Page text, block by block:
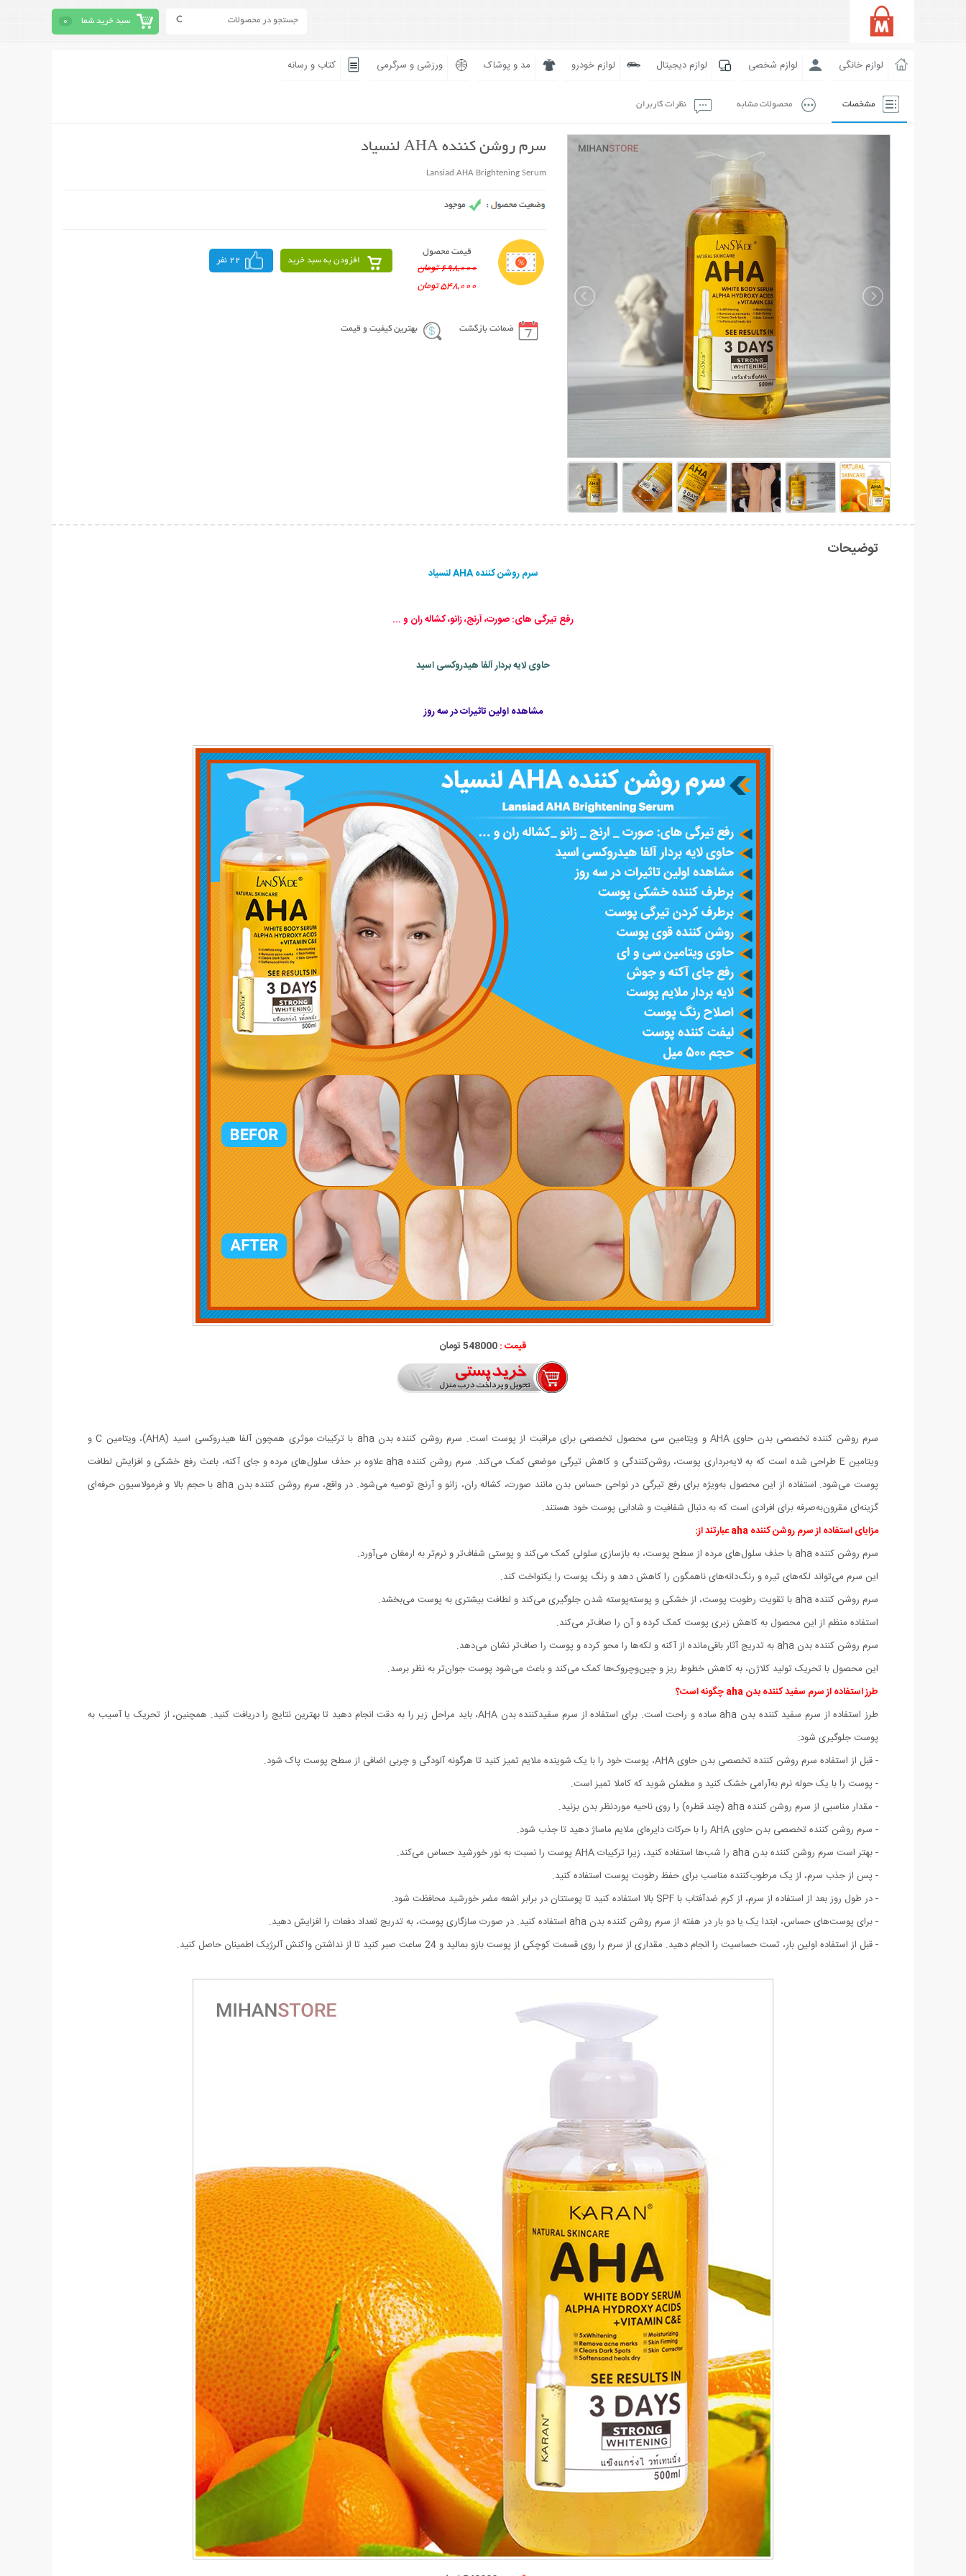
سبد خرید شما 0
لوازم خانگی لوازم شخصی لوازم دیجیتال لوازم خودرو مد و پوشاک ورزشی و سرگرمی کتاب و رسانه
مشخصات محصولات مشابه نظرات کاربران
سرم روشن کننده AHA لنسیاد
Lansiad AHA Brightening Serum
قیمت محصول
698,000 تومان
548,000 تومان
افزودن به سبد خرید 22 نفر
ضمانت بازگشت بهترین کیفیت و قیمت
توضیحات
سرم روشن کننده AHA لنسیاد
رفع تیرگی های: صورت، آرنج، زانو، کشاله ران و ...
حاوی لایه بردار آلفا هیدروکسی اسید
مشاهده اولین تاثیرات در سه روز
قیمت :548000 تومان
سرم روشن کننده تخصصی بدن حاوی AHA و ویتامین سی محصول تخصصی برای مراقبت از پوست است. سرم روشن کننده بدن aha با ترکیبات موثری همچون آلفا هیدروکسی اسید (AHA)، ویتامین C و
ویتامین E طراحی شده است که به لایه‌برداری پوست، روشن‌کنندگی و کاهش تیرگی‌ موضعی کمک می‌کند. سرم روشن کننده aha علاوه بر حذف سلول‌های مرده و جای آکنه، باعث رفع خشکی و افزایش لطافت
پوست می‌شود. استفاده از این محصول به‌ویژه برای رفع تیرگی در نواحی حساس بدن مانند صورت، کشاله ران، زانو و آرنج توصیه می‌شود. در واقع، سرم روشن کننده بدن aha با حجم بالا و فرمولاسیون حرفه‌ای
گزینه‌ای مقرون‌به‌صرفه برای افرادی است که به دنبال شفافیت و شادابی پوست خود هستند.
مزایای استفاده از سرم روشن کننده aha عبارتند از:
سرم روشن کننده aha با حذف سلول‌های مرده از سطح پوست، به بازسازی سلولی کمک می‌کند و پوستی شفاف‌تر و نرم‌تر به ارمغان می‌آورد.
این سرم می‌تواند لکه‌های تیره و رنگ‌دانه‌های ناهمگون را کاهش دهد و رنگ پوست را یکنواخت کند.
سرم روشن کننده aha با تقویت رطوبت پوست، از خشکی و پوسته‌پوسته شدن جلوگیری می‌کند و لطافت بیشتری به پوست می‌بخشد.
استفاده منظم از این محصول به کاهش زبری پوست کمک کرده و آن را صاف‌تر می‌کند.
سرم روشن کننده بدن aha به تدریج آثار باقی‌مانده از آکنه و لکه‌ها را محو کرده و پوست را صاف‌تر نشان می‌دهد.
این محصول با تحریک تولید کلاژن، به کاهش خطوط ریز و چین‌وچروک‌ها کمک می‌کند و باعث می‌شود پوست جوان‌تر به نظر برسد.
طرز استفاده از سرم سفید کننده بدن aha چگونه است؟
طرز استفاده از سرم سفید کننده بدن aha ساده و راحت است. برای استفاده از سرم سفیدکننده بدن AHA، باید مراحل زیر را به دقت انجام دهید تا بهترین نتایج را دریافت کنید. همچنین، از تحریک یا آسیب به
پوست جلوگیری شود:
- قبل از استفاده سرم روشن کننده تخصصی بدن حاوی AHA، پوست خود را با یک شوینده ملایم تمیز کنید تا هرگونه آلودگی و چربی اضافی از سطح پوست پاک شود.
- پوست را با یک حوله نرم به‌آرامی خشک کنید و مطمئن شوید که کاملا تمیز است.
- مقدار مناسبی از سرم روشن کننده aha (چند قطره) را روی ناحیه موردنظر بدن بزنید.
- سرم روشن کننده تخصصی بدن حاوی AHA را با حرکات دایره‌ای ملایم ماساژ دهید تا جذب شود.
- بهتر است سرم روشن کننده بدن aha را شب‌ها استفاده کنید، زیرا ترکیبات AHA پوست را نسبت به نور خورشید حساس می‌کند.
- پس از جذب سرم، از یک مرطوب‌کننده مناسب برای حفظ رطوبت پوست استفاده کنید.
- در طول روز بعد از استفاده از سرم، از کرم ضدآفتاب با SPF بالا استفاده کنید تا پوستتان در برابر اشعه مضر خورشید محافظت شود.
- برای پوست‌های حساس، ابتدا یک یا دو بار در هفته از سرم روشن کننده بدن aha استفاده کنید. در صورت سازگاری پوست، به تدریج تعداد دفعات را افزایش دهید.
- قبل از استفاده اولین بار، تست حساسیت را انجام دهید. مقداری از سرم را روی قسمت کوچکی از پوست بازو بمالید و 24 ساعت صبر کنید تا از نداشتن واکنش آلرژیک اطمینان حاصل کنید.